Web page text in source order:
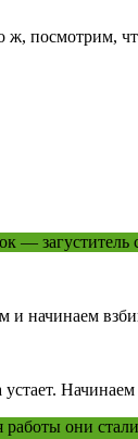
ж, посмотрим,
—
начинаем
Начинаем
они